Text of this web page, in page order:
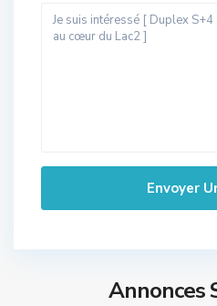
Annonces